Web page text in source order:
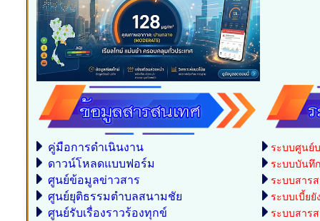
คู่มือการดำเนินงาน ระบบศูนย์
ดาวน์โหลดแบบฟอร์ม ระบบบันทึ
ศูนย์ข้อมูลข่าวสาร ระบบสาร
ศูนย์ยุติธรรมตำบลสนามชัย ระบบเบี้ยยั
ศูนย์รับเรื่องราวร้องทุกข์ ระบบสาร